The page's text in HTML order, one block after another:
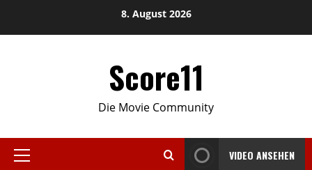
8. August 2026
Score11
Die Movie Community
Primary
VIDEO ANSEHEN